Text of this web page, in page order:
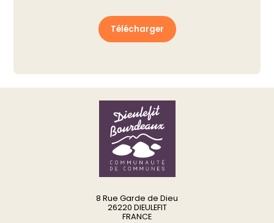
Télécharger
8 Rue Garde de Dieu
26220 DIEULEFIT
FRANCE